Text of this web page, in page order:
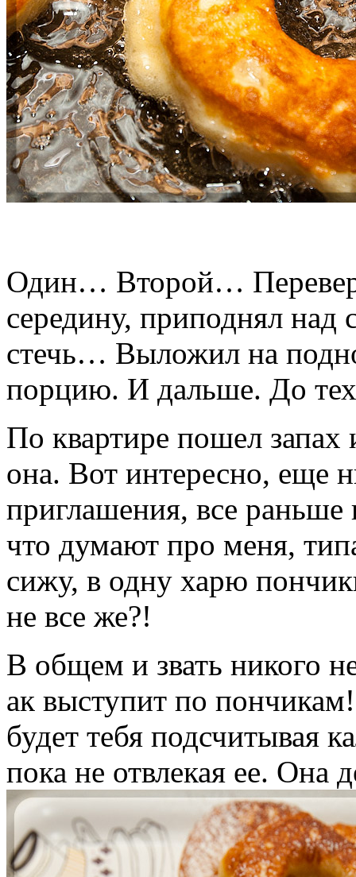
Один… Второй…
середину, приподнял
стечь… Выложил на
порцию. И дальше. До тех
По квартире пошел запах
она. Вот интересно, еще
приглашения, все
что думают про меня,
сижу, в одну харю
не все же?!
В общем и звать никого
ак выступит по
будет тебя подсчитывая
пока не отвлекая ее.